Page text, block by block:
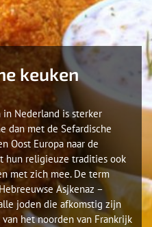
keuken
in Nederland is sterker
dan met de Sefardische
Oost Europa naar de
hun religieuze tradities ook
met zich mee. De term
Asjkenaz –
joden die afkomstig zijn
het noorden van Frankrijk